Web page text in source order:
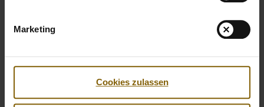
Marketing
Cookies zulassen